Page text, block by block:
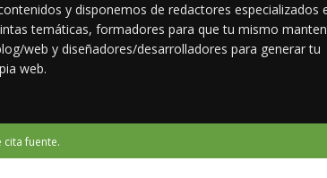
y disponemos de redactores especializados
temáticas, formadores para que tu mismo
web y diseñadores/desarrolladores para generar tu
web.
fuente.